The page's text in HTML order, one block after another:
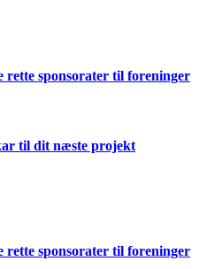
rette sponsorater til foreninger
til dit næste projekt
rette sponsorater til foreninger